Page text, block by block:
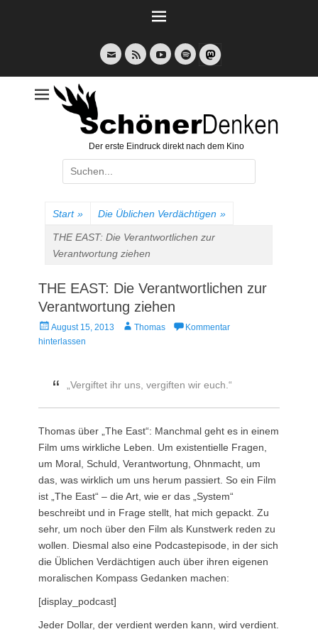
E-
Mail
Feed YouTubeSpotify
Der erste Eindruck direkt nach dem Kino
Suche
nach:
Start » Die Üblichen Verdächtigen »
THE EAST: Die Verantwortlichen zur
Verantwortung ziehen
THE EAST: Die Verantwortlichen zur
Verantwortung ziehen
Veröffentlicht
am
August 15, 2013 AutorThomas
Kommentar
hinterlassen
„Vergiftet ihr uns, vergiften wir euch.“
Thomas über „The East“: Manchmal geht es in einem
Film ums wirkliche Leben. Um existentielle Fragen,
um Moral, Schuld, Verantwortung, Ohnmacht, um
das, was wirklich um uns herum passiert. So ein Film
ist „The East“ – die Art, wie er das „System“
beschreibt und in Frage stellt, hat mich gepackt. Zu
sehr, um noch über den Film als Kunstwerk reden zu
wollen. Diesmal also eine Podcastepisode, in der sich
die Üblichen Verdächtigen auch über ihren eigenen
moralischen Kompass Gedanken machen:
[display_podcast]
Jeder Dollar, der verdient werden kann, wird verdient.